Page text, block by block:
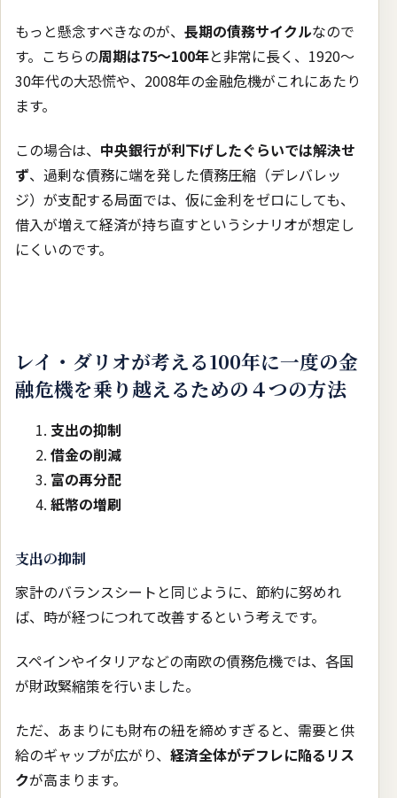
もっと懸念すべきなのが、 長期の債務サイクルなので
す。こちらの周期は75〜100年と非常に長く、1920〜
30年代の大恐慌や、2008年の金融危機がこれにあたり
ます。
この場合は、 中央銀行が利下げしたぐらいでは解決せ
ず、過剰な債務に端を発した債務圧縮（デレバレッ
ジ）が支配する局面では、仮に金利をゼロにしても、
借入が増えて経済が持ち直すというシナリオが想定し
にくいのです。
レイ・ダリオが考える100年に一度の金
融危機を乗り越えるための４つの方法
支出の抑制
借金の削減
富の再分配
紙幣の増刷
支出の抑制
家計のバランスシートと同じように、節約に努めれ
ば、時が経つにつれて改善するという考えです。
スペインやイタリアなどの南欧の債務危機では、各国
が財政緊縮策を行いました。
ただ、あまりにも財布の紐を締めすぎると、需要と供
給のギャップが広がり、 経済全体がデフレに陥るリス
クが高まります。